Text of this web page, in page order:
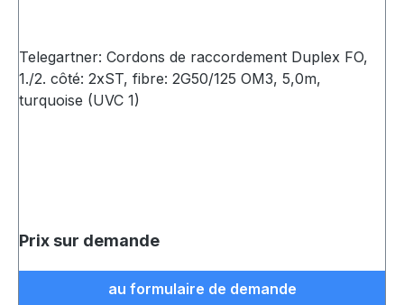
Telegartner: Cordons de raccordement Duplex FO,
1./2. côté: 2xST, fibre: 2G50/125 OM3, 5,0m,
turquoise (UVC 1)
Prix sur demande
au formulaire de demande